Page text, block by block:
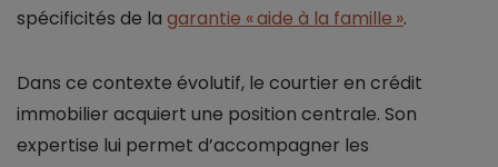
spécificités de la garantie « aide à la famille ».
Dans ce contexte évolutif, le courtier en crédit
immobilier acquiert une position centrale. Son
expertise lui permet d’accompagner les